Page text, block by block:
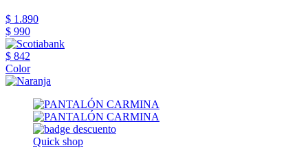
$ 1.890
$ 990
$ 842
Color
Quick shop